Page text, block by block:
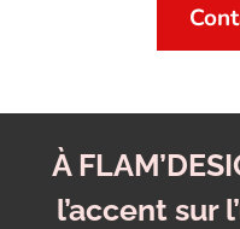
À
l’accent sur